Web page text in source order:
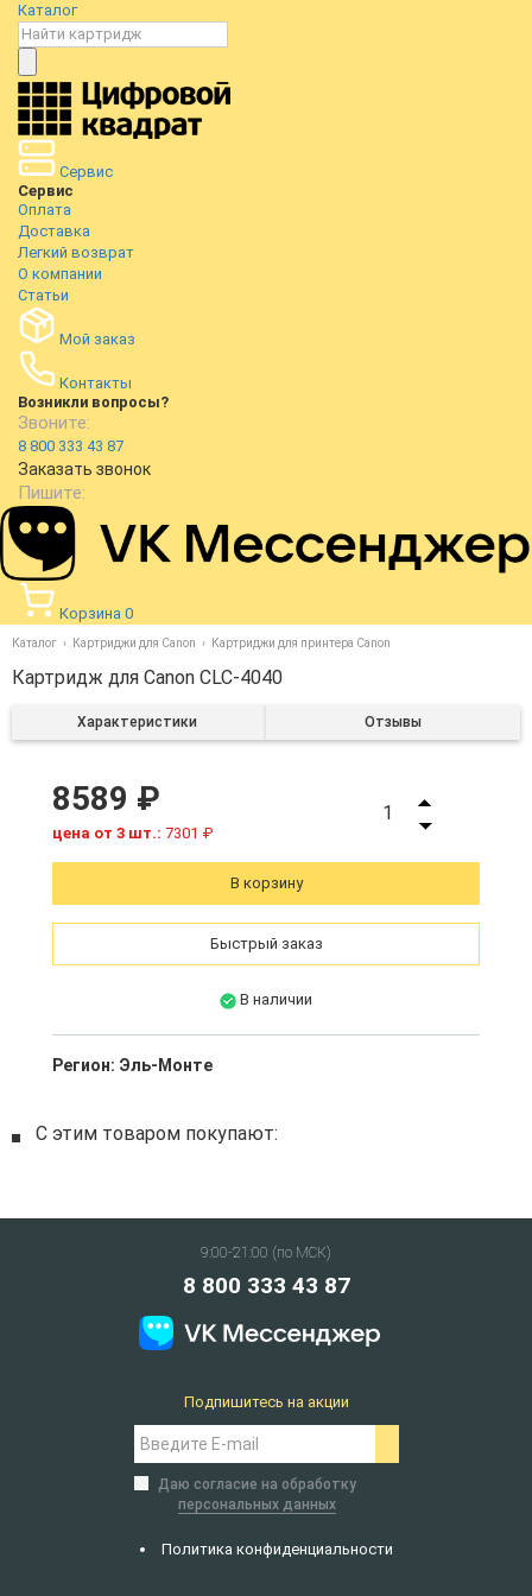
Каталог
Сервис
Сервис
Оплата
Доставка
Легкий возврат
О компании
Статьи
Мой заказ
Контакты
Возникли вопросы?
Звоните:
8 800 333 43 87
Заказать звонок
Пишите:
Корзина 0
Каталог Картриджи для Canon Картриджи для принтера Canon
Картридж для Canon CLC-4040
Характеристики Отзывы
8589 ₽
цена от 3 шт.: 7301 ₽
1
В корзину
Быстрый заказ
В наличии
Регион: Эль-Монте
С этим товаром покупают:
9:00-21:00 (по МСК)
8 800 333 43 87
Политика конфиденциальности
Подпишитесь на акции
Даю согласие на обработку
персональных данных